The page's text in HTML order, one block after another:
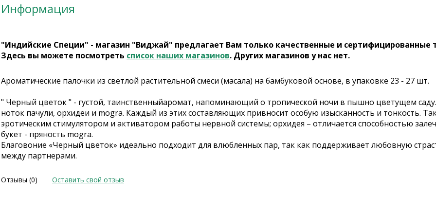
Информация
"Индийские Специи" - магазин "Виджай" предлагает Вам только качественные и сертифицированные
Здесь вы можете посмотреть список наших магазинов. Других магазинов у нас нет.
Ароматические палочки из светлой растительной смеси (масала) на бамбуковой основе, в упаковке 23 - 27 шт.
" Черный цветок " - густой, таинственныйаромат, напоминающий о тропической ночи в пышно цветущем саду.
ноток пачули, орхидеи и mogra. Каждый из этих составляющих привносит особую изысканность и тонкость.
эротическим стимулятором и активатором работы нервной системы; орхидея – отличается способностью
букет - пряность mogra.
Благовоние «Черный цветок» идеально подходит для влюбленных пар, так как поддерживает любовную
между партнерами.
Отзывы (0) Оставить свой отзыв